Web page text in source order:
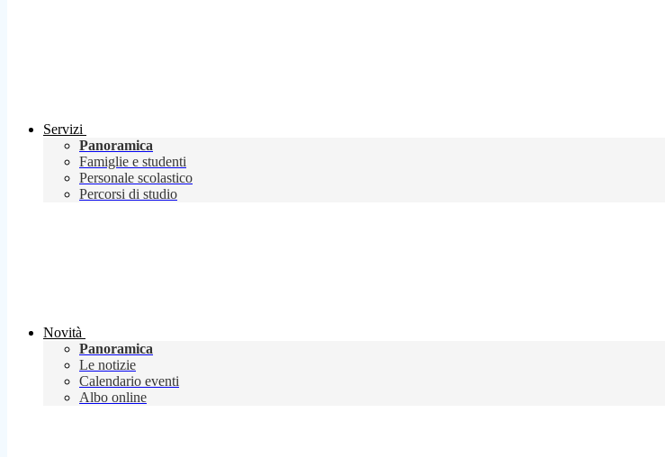
Servizi
Panoramica
Famiglie e studenti
Personale scolastico
Percorsi di studio
Novità
Panoramica
Le notizie
Calendario eventi
Albo online